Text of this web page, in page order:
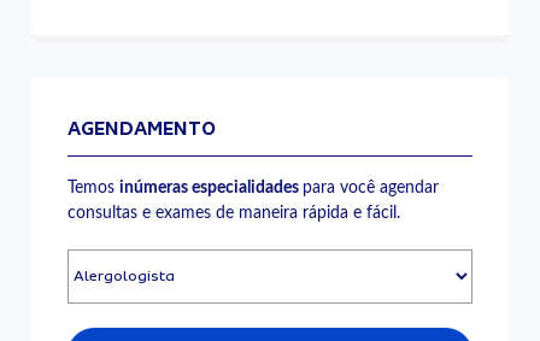
AGENDAMENTO
Temosinúmeras especialidades para você agendar
consultas e exames de maneira rápida e fácil.